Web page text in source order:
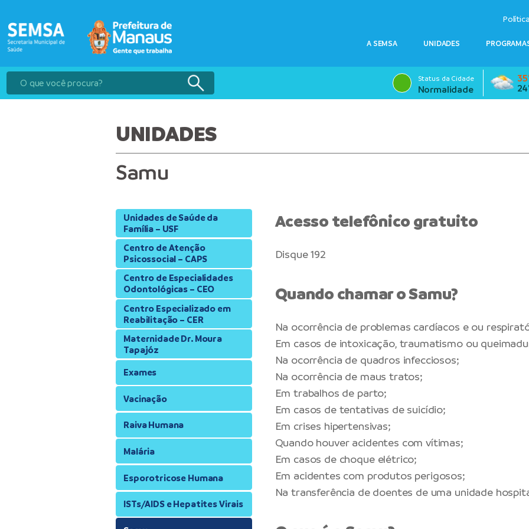
A SEMSA UNIDADES
Status da Cidade
Normalidade
UNIDADES
Samu
Unidades de Saúde da
Família – USF
Centro de Atenção
Psicossocial – CAPS
Centro de Especialidades
Odontológicas – CEO
Centro Especializado em
Reabilitação – CER
Maternidade Dr. Moura
Tapajóz
Exames
Vacinação
Raiva Humana
Malária
Esporotricose Humana
ISTs/AIDS e Hepatites Virais
Acesso telefônico gratuito
Disque 192
Quando chamar o Samu?
Na ocorrência de problemas cardíacos e ou
Em casos de intoxicação, traumatismo ou
Na ocorrência de quadros infecciosos;
Na ocorrência de maus tratos;
Em trabalhos de parto;
Em casos de tentativas de suicídio;
Em crises hipertensivas;
Quando houver acidentes com vítimas;
Em casos de choque elétrico;
Em acidentes com produtos perigosos;
Na transferência de doentes de uma unidade